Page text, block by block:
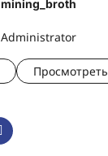
mining_broth
Administrator